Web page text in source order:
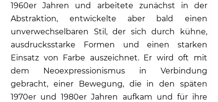
1960er Jahren und arbeitete zunächst in der
Abstraktion, entwickelte aber bald einen
unverwechselbaren Stil, der sich durch kühne,
ausdrucksstarke Formen und einen starken
Einsatz von Farbe auszeichnet. Er wird oft mit
dem Neoexpressionismus in Verbindung
gebracht, einer Bewegung, die in den späten
1970er und 1980er Jahren aufkam und für ihre